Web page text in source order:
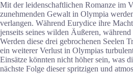
Mit der leidenschaftlichen Romanze im
zunehmenden Gewalt in Olympia
verlangen. Während Eurydice ihre
jenseits seines wilden Äußeren,
Werden diese drei gebrochenen Seelen
ein weiterer Verlust in Olympias
Einsätze könnten nicht höher sein, was
nächste Folge dieser spritzigen und